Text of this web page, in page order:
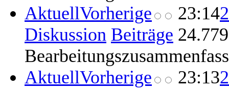
AktuellVorherige 23:14
Diskussion Beiträge
AktuellVorherige 23:13